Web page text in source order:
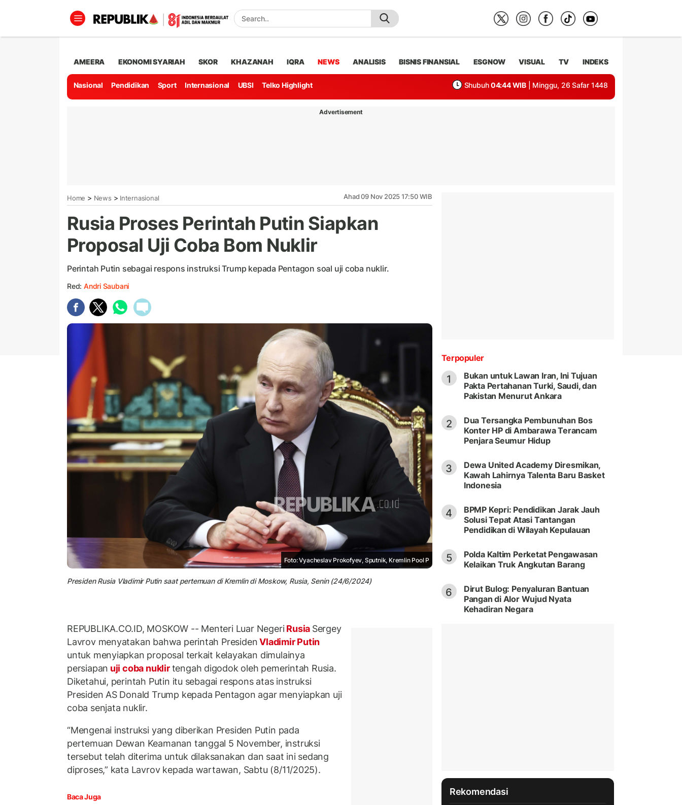
AMEERA EKONOMI SYARIAH SKOR KHAZANAH IQRA NEWS ANALISIS BISNIS FINANSIAL ESGNOW VISUAL TV INDEKS
Nasional Pendidikan Sport Internasional UBSI Telko Highlight Shubuh 04:44 WIB | Minggu, 26 Safar 1448
Advertisement
Home > News > Internasional Ahad 09 Nov 2025 17:50 WIB
Rusia Proses Perintah Putin Siapkan
Proposal Uji Coba Bom Nuklir
Perintah Putin sebagai respons instruksi Trump kepada Pentagon soal uji coba nuklir.
Red: Andri Saubani
Foto: Vyacheslav Prokofyev, Sputnik, Kremlin Pool P
Presiden Rusia Vladimir Putin saat pertemuan di Kremlin di Moskow, Rusia, Senin (24/6/2024)
REPUBLIKA.CO.ID, MOSKOW -- Menteri Luar NegeriRusia Sergey
Lavrov menyatakan bahwa perintah PresidenVladimir Putin
untuk menyiapkan proposal terkait kelayakan dimulainya
persiapan uji coba nuklirtengah digodok oleh pemerintah Rusia.
Diketahui, perintah Putin itu sebagai respons atas instruksi
Presiden AS Donald Trump kepada Pentagon agar menyiapkan uji
coba senjata nuklir.
“Mengenai instruksi yang diberikan Presiden Putin pada
pertemuan Dewan Keamanan tanggal 5 November, instruksi
tersebut telah diterima untuk dilaksanakan dan saat ini sedang
diproses,” kata Lavrov kepada wartawan, Sabtu (8/11/2025).
Baca Juga
Terpopuler
1
Bukan untuk Lawan Iran, Ini Tujuan
Pakta Pertahanan Turki, Saudi, dan
Pakistan Menurut Ankara
2
Dua Tersangka Pembunuhan Bos
Konter HP di Ambarawa Terancam
Penjara Seumur Hidup
3
Dewa United Academy Diresmikan,
Kawah Lahirnya Talenta Baru Basket
Indonesia
4
BPMP Kepri: Pendidikan Jarak Jauh
Solusi Tepat Atasi Tantangan
Pendidikan di Wilayah Kepulauan
5
Polda Kaltim Perketat Pengawasan
Kelaikan Truk Angkutan Barang
6
Dirut Bulog: Penyaluran Bantuan
Pangan di Alor Wujud Nyata
Kehadiran Negara
Rekomendasi